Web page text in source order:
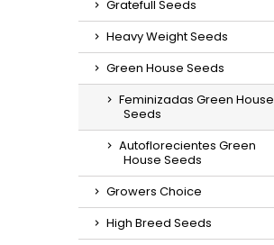
Gratefull Seeds
Heavy Weight Seeds
Green House Seeds
Feminizadas Green House
Seeds
Autoflorecientes Green
House Seeds
Growers Choice
High Breed Seeds